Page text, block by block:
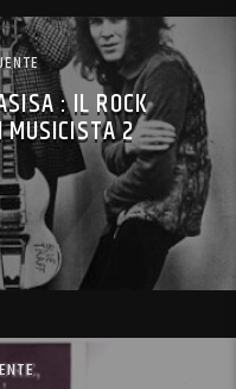
: IL ROCK
MUSICISTA 2